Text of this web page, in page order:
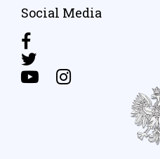
Social Media